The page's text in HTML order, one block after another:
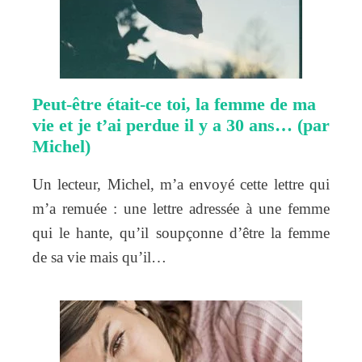
Peut-être était-ce toi, la femme de ma
vie et je t’ai perdue il y a 30 ans… (par
Michel)
Un lecteur, Michel, m’a envoyé cette lettre qui
m’a remuée : une lettre adressée à une femme
qui le hante, qu’il soupçonne d’être la femme
de sa vie mais qu’il…